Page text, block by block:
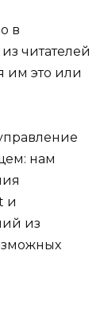
в
читателей
им это или
нам
и
из